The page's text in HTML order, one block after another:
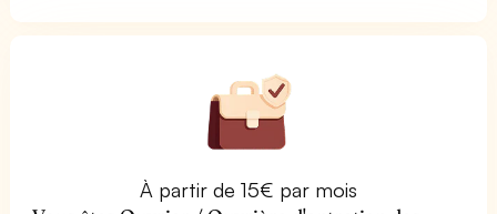
À partir de 15€ par mois